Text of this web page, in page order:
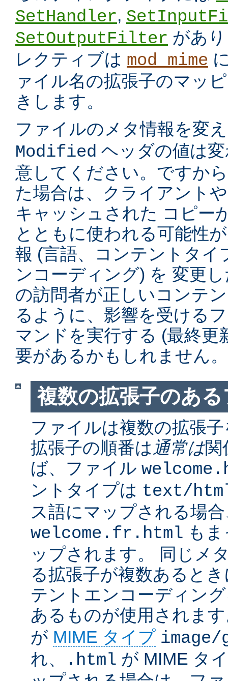
SetHandler,
SetOutputFilter があ
レクティブは mod_mime
ァイル名の拡張子のマッ
きします。
ファイルのメタ情報を変
Modified ヘッダの値は
意してください。ですか
た場合は、クライアント
キャッシュされた コピー
とともに使われる可能性
報 (言語、コンテントタイ
ンコーディング) を 変更
の訪問者が正しいコンテ
るように、影響を受ける
マンドを実行する (最終更
要があるかもしれません。
複数の拡張子のあ
ファイルは複数の拡張
拡張子の順番は 通常は関
ば、ファイル
ントタイプは text/
ス語にマップされる場
welcome.fr.html も
ップされます。 同じメ
る拡張子が複数あると
テントエンコーディン
あるものが使用されま
が MIME タイプ
れ、
.html が MIME タ